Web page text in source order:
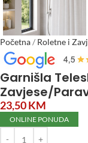
Početna/ Roletne i
Zavjese/Paravane
Garnišla
Zavjese/
23,50KM
ONLINE PONUDA